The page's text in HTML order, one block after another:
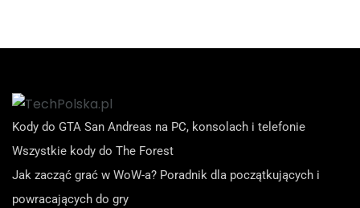
Kody do GTA San Andreas na PC, konsolach i telefonie
Wszystkie kody do The Forest
Jak zacząć grać w WoW-a? Poradnik dla początkujących i
powracających do gry